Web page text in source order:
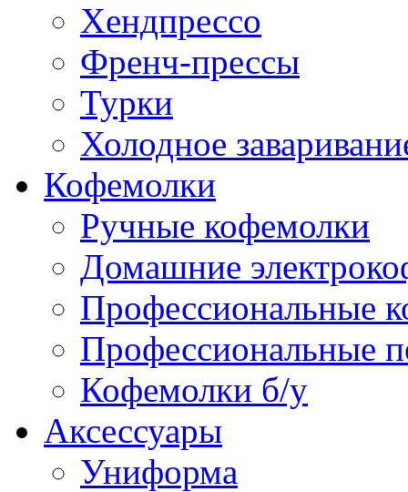
Хендпрессо
Френч-прессы
Турки
Холодное
Кофемолки
Ручные кофемолки
Домашние
Профессиональные
Профессиональные
Кофемолки б/у
Аксессуары
Униформа